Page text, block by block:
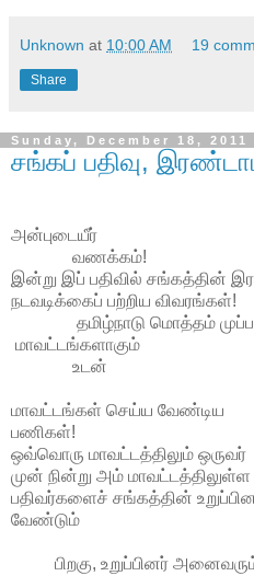
Unknown at 10:00 AM 19
Share
Sunday, December 18, 2011
சங்கப் பதிவு,
அன்புடையீர்
வணக்கம்!
இன்று இப் பதிவில் சங்கத்தின்
நடவடிக்கைப் பற்றிய விவரங்கள்!
தமிழ்நாடு மொத்தம்
மாவட்டங்களாகும்
உடன்
மாவட்டங்கள் செய்ய வேண்டிய
பணிகள்!
ஒவ்வொரு மாவட்டத்திலும் ஒருவர்
முன் நின்று அம்
பதிவர்களைச் சங்கத்தின்
வேண்டும்
பிறகு, உறுப்பினர் அனைவரும்